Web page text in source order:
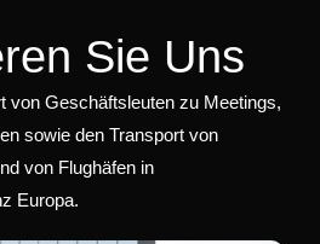
Sie Uns
von Geschäftsleuten zu Meetings,
sowie den Transport von
von Flughäfen in
Europa.